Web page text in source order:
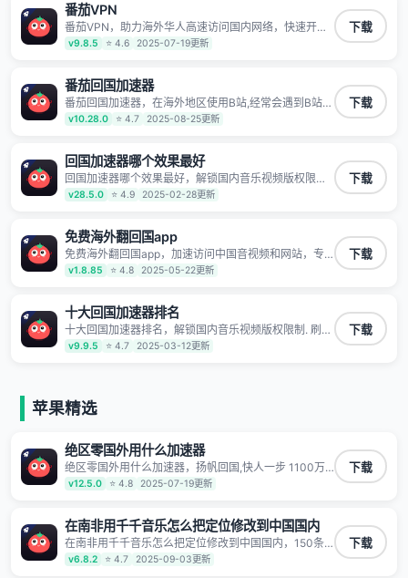
TV、西瓜视频、QQ音乐、网易云音乐、酷狗音乐、YY
等主流网站应用解除限制，带你穿梭加速回国。目前已
有上百万用户，用户整体好评95%以上，一对一在线客
服支持，保障你的使用体验。
番茄VPN
番茄VPN，助力海外华人高速访问国内网络，快速开启
国内各直播平台,解决国内视频、音乐卡顿问题；更能加
速海量国服游戏，超低延迟稳定不掉线,畅享国内网络！
v9.8.5 ⭐ 4.6 2025-07-19更新
下载
番茄回国加速器
番茄回国加速器，在海外地区使用B站,经常会遇到B站地
区版权限制/网络IP屏蔽,缓冲卡顿等问题,使用我们的哔
哩哔哩专用回国VPN,可加速解决各类网络问题,一键网络
7*24小时服务。
v10.28.0 ⭐ 4.7 2025-08-25更新
下载
回国加速器哪个效果最好
回国加速器哪个效果最好，解锁国内音乐视频版权限制.
刷剧不卡，高清秒开. 有效降低国服游戏延迟. 提升国内
主流应用访问速度 ; 独创加速黑科技 · 海量边缘. 动态多
v28.5.0 ⭐ 4.9 2025-02-28更新
下载
免费海外翻回国app
免费海外翻回国app，加速访问中国音视频和网站，专
业回国加速器，帮你加速访问优酷、bilibili、腾讯视频、
爱奇艺等，加速国服游戏，例如原神、阴阳师、和平精
明日方舟、战双帕弥什、sky光·遇、另一个伊甸园等国
内各种服务,回国加速器致力于帮助海外华人和留学生、
港澳台地区用户提供最好的回国游戏和音乐视频加速服
务，可以在海外或港澳台地区流畅加速国服游戏和音视
等主流网站应用解除限制，带你穿梭加速回国。目前已
有上百万用户，用户整体好评95%以上，一对一在线客
v1.8.85 ⭐ 4.8 2025-05-22更新
下载
十大回国加速器排名
十大回国加速器排名，解锁国内音乐视频版权限制. 刷剧
不卡，高清秒开. 有效降低国服游戏延迟. 提升国内主流
应用访问速度 ; 独创加速黑科技 · 海量边缘. 动态多线. 智
v9.9.5 ⭐ 4.7 2025-03-12更新
下载
苹果精选
绝区零国外用什么加速器
绝区零国外用什么加速器，扬帆回国,快人一步 1100万
海外华人都在用的音乐视频回国加速器 Android iOS
Windows Mac TV VIP 支持多种加速场景 了解更多 看
视频、爱奇艺、哔哩哔哩和优酷视频,在国外也能畅快追
剧!
v12.5.0 ⭐ 4.8 2025-07-19更新
下载
在南非用千千音乐怎么把定位修改到中国国内
在南非用千千音乐怎么把定位修改到中国国内，150条
高速回国线路 自有高速中转节点 无需注册 一键连接 提
供高速线路 应用内直达视频音乐app,快人一步 应用模式
v6.8.2 ⭐ 4.7 2025-09-03更新
下载